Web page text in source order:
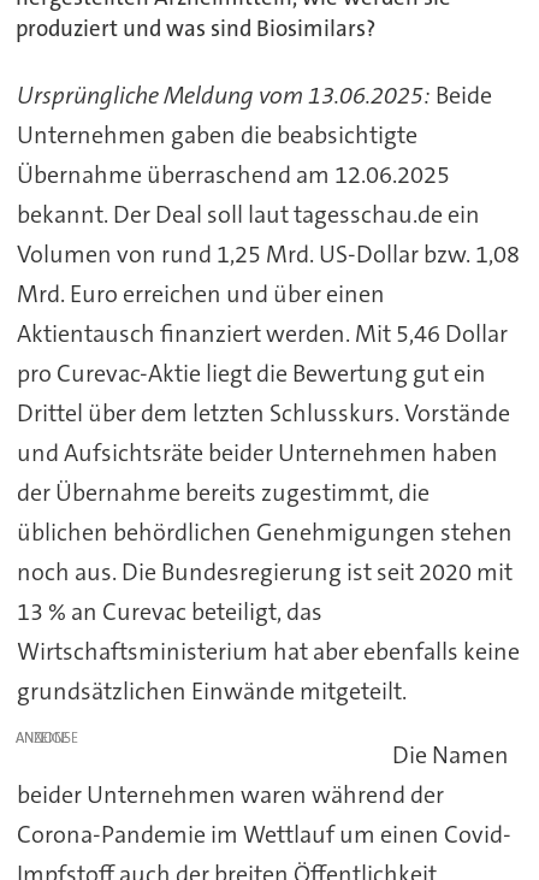
produziert und was sind Biosimilars?
Ursprüngliche Meldung vom 13.06.2025: Beide
Unternehmen gaben die beabsichtigte
Übernahme überraschend am 12.06.2025
bekannt. Der Deal soll laut tagesschau.de ein
Volumen von rund 1,25 Mrd. US-Dollar bzw. 1,08
Mrd. Euro erreichen und über einen
Aktientausch finanziert werden. Mit 5,46 Dollar
pro Curevac-Aktie liegt die Bewertung gut ein
Drittel über dem letzten Schlusskurs. Vorstände
und Aufsichtsräte beider Unternehmen haben
der Übernahme bereits zugestimmt, die
üblichen behördlichen Genehmigungen stehen
noch aus. Die Bundesregierung ist seit 2020 mit
13 % an Curevac beteiligt, das
Wirtschaftsministerium hat aber ebenfalls keine
grundsätzlichen Einwände mitgeteilt.
ANZEIGE
Die Namen
beider Unternehmen waren während der
Corona-Pandemie im Wettlauf um einen Covid-
Impfstoff auch der breiten Öffentlichkeit